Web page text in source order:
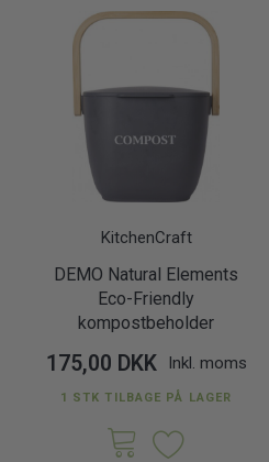
KitchenCraft
DEMO Natural Elements
Eco-Friendly
kompostbeholder
175,00 DKK Inkl. moms
1 STK TILBAGE PÅ LAGER